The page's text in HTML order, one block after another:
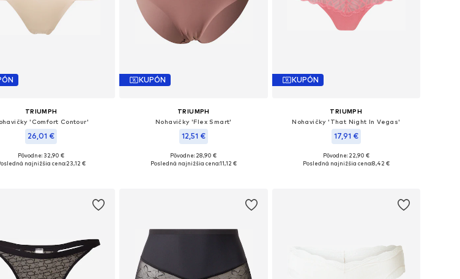
TRIUMPH
'Comfort Contour'
26,01 €
Dostupné veľkosti: L
Pôvodne: 32,90 €
najnižšia cena:23,12 €
KUPÓN
TRIUMPH
Nohavičky 'Flex Smart'
12,51 €
Dostupné veľkosti: XXS
Pôvodne: 28,90 €
Posledná najnižšia cena:11,12 €
KUPÓN
TRIUMPH
Nohavičky 'That Night In Vegas'
17,91 €
Dostupné veľkosti: S
Pôvodne: 22,90 €
Posledná najnižšia cena:8,42 €